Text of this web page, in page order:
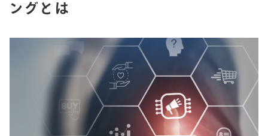
ングとは